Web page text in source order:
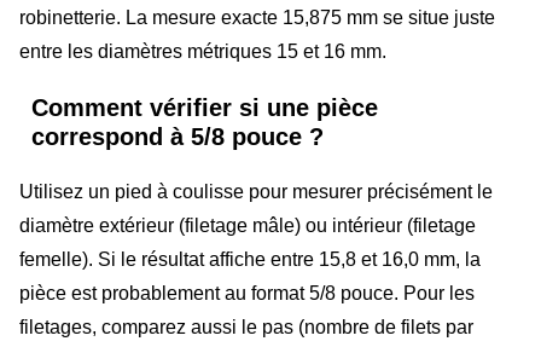
robinetterie. La mesure exacte 15,875 mm se situe juste
entre les diamètres métriques 15 et 16 mm.
Comment vérifier si une pièce
correspond à 5/8 pouce ?
Utilisez un pied à coulisse pour mesurer précisément le
diamètre extérieur (filetage mâle) ou intérieur (filetage
femelle). Si le résultat affiche entre 15,8 et 16,0 mm, la
pièce est probablement au format 5/8 pouce. Pour les
filetages, comparez aussi le pas (nombre de filets par